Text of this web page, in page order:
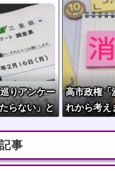
りアンケー
らない」と
高市政権
れから考え
事